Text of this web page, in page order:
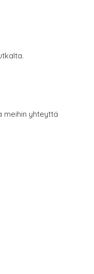
meihin yhteyttä